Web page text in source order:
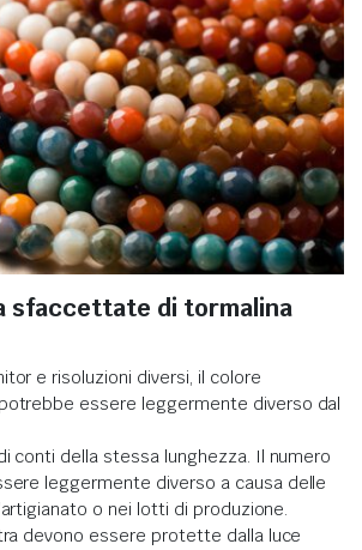
sfaccettate di tormalina
e risoluzioni diversi, il colore
essere leggermente diverso dal
conti della stessa lunghezza. Il numero
leggermente diverso a causa delle
o nei lotti di produzione.
devono essere protette dalla luce